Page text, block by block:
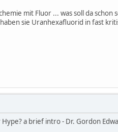
mit Fluor ... was soll da schon
sie Uranhexafluorid in fast
a brief intro - Dr. Gordon